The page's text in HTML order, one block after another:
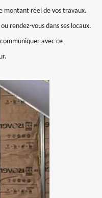
montant réel de vos travaux.
rendez-vous dans ses locaux.
avec ce